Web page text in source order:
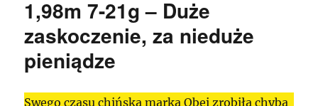
kanale
YouTube
1,98m 7-21g – Duże
zaskoczenie, za nieduże
pieniądze
Swego czasu chińska marka Obei zrobiła chyba